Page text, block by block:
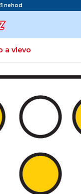
nehod
a vlevo
reklamy